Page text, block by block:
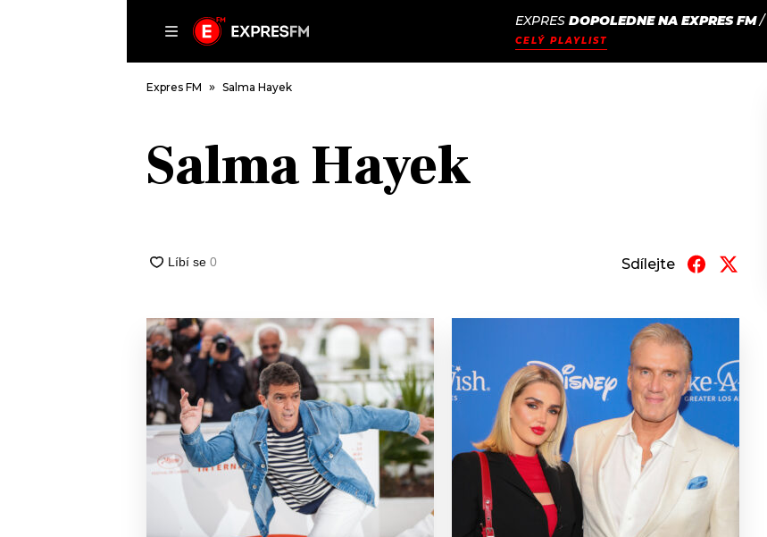
NALADIT
EXPRES DOPOLEDNE NA EXPRES FM/
CELÝ PLAYLIST
DOMŮ
HUDBA
KALENDÁŘ
KVÍZY
MIX
OSTATNÍ
PODCASTY
JAK NALADIT
APLIKACE
PLAYLIST
Expres FM Salma Hayek
Salma Hayek
Sdílejte